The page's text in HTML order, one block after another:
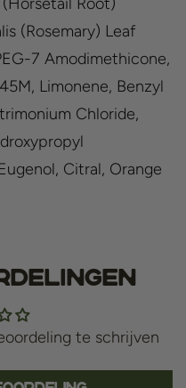
(Rosemary) Leaf
7 Amodimethicone,
Limonene, Benzyl
Chloride,
Citral, Orange
te schrijven